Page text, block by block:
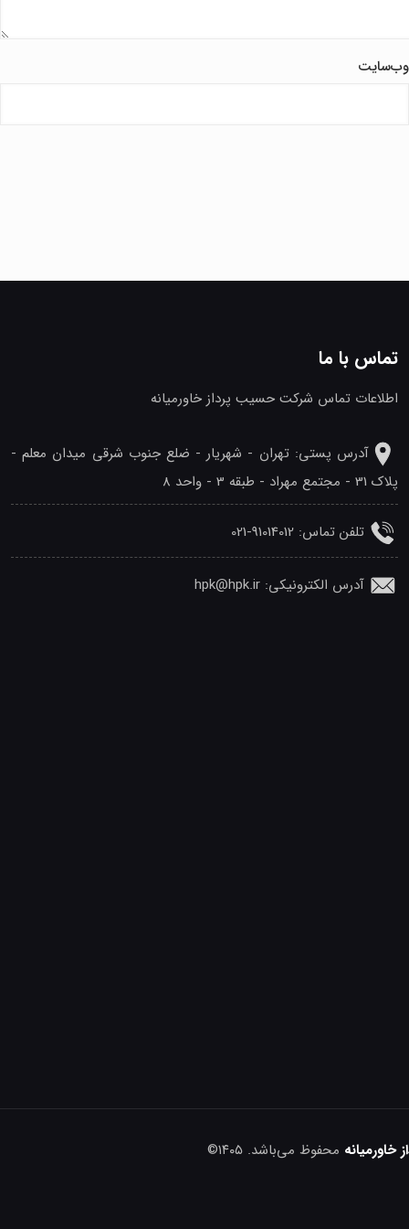
وب‌سایت
تماس با ما
اطلاعات تماس شرکت حسیب پرداز خاورمیانه
آدرس پستی: تهران - شهريار - ضلع جنوب شرقی میدان معلم -
پلاک 31 - مجتمع مهراد - طبقه 3 - واحد 8
تلفن‌ تماس: 91014012-021
آدرس الکترونیکی: hpk@hpk.ir
محفوظ می‌باشد. ۱۴۰۵©